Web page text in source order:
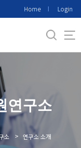
Home Login
연구소
소 > 연구소 소개